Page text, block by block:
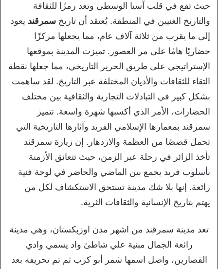
حيث تقع في قلب آسيا الوسطى وتعد رمزًا للثقافة
والتاريخ الغنيين في المنطقة. يُعتقد أن تاريخ سمرقند يعود
إلى ما يقرب من ثلاثة آلاف عام، مما يجعلها مركزًا
حضاريًا هامًا على مر العصور. تميزت المدينة بموقعها
الإستراتيجي على طريق الحرير التاريخي، مما جعلها نقطة
التقاء للثقافات والأديان المختلفة عبر التاريخ. لقد ساهمت
بشكل كبير في التبادلات التجارية والثقافية بين مختلف
الحضارات، الأمر الذي أكسبها شهرة واسعة. تتميز
سمرقند بمعمارها الإسلامي الفريد وآثارها التاريخية التي
تحمل قصصًا من العظمة والازدهار. إن زيارة سمرقند
تأخذ الزائر في رحلة عبر الزمن، حيث تتعانق الأزمنة
بأسلوب فريد يجمع بين الماضي والحاضر في لوحة فنية
رائعة. إنها بلا شك مدينة تستحق الاستكشاف لكل من
يهتم بتاريخ الإنسانية والثقافات الثرية.
تعد مدينة سمرقند من اشهر مدن اوزبكستان، وهي مدينة
رائعة الجمال مبنية علي شاطئ واد يسمي وادي
القصارين، واصل اسمها شمر أبو كرب ثم تم تحريفه بعد